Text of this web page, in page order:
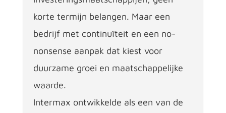
korte termijn belangen. Maar een
bedrijf met continuïteit en een no-
nonsense aanpak dat kiest voor
duurzame groei en maatschappelijke
waarde.
Intermax ontwikkelde als een van de